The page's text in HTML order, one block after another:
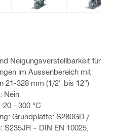
Neigungsverstellbarkeit für
im Aussenbereich mit
21-328 mm (1/2" bis 12")
Nein
- 300 °C
Grundplatte: S280GD /
– DIN EN 10025,